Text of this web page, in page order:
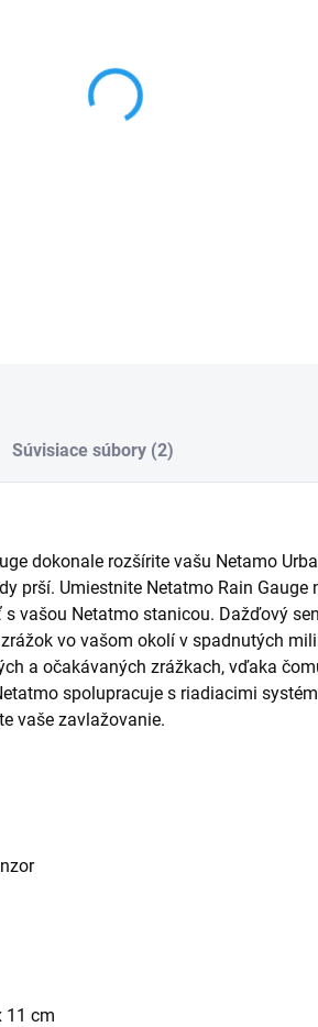
Súvisiace súbory (2)
dokonale rozšírite vašu Netamo
prší. Umiestnite Netatmo Rain Gauge
vašou Netatmo stanicou. Dažďový
vo vašom okolí v spadnutých
a očakávaných zrážkach, vďaka
spolupracuje s riadiacimi
vaše zavlažovanie.
11 cm